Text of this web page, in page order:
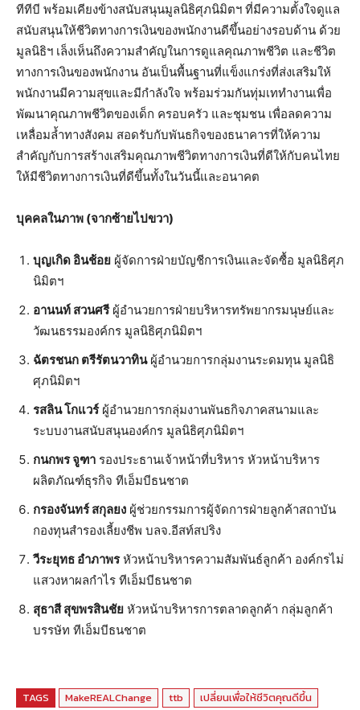
ทีทีบี พร้อมเคียงข้างสนับสนุนมูลนิธิศุภนิมิตฯ ที่มีความตั้งใจดูแล
สนับสนุนให้ชีวิตทางการเงินของพนักงานดีขึ้นอย่างรอบด้าน ด้วย
มูลนิธิฯ เล็งเห็นถึงความสำคัญในการดูแลคุณภาพชีวิต และชีวิต
ทางการเงินของพนักงาน อันเป็นพื้นฐานที่แข็งแกร่งที่ส่งเสริมให้
พนักงานมีความสุขและมีกำลังใจ พร้อมร่วมกันทุ่มเททำงานเพื่อ
พัฒนาคุณภาพชีวิตของเด็ก ครอบครัว และชุมชน เพื่อลดความ
เหลื่อมล้ำทางสังคม สอดรับกับพันธกิจของธนาคารที่ให้ความ
สำคัญกับการสร้างเสริมคุณภาพชีวิตทางการเงินที่ดีให้กับคนไทย
ให้มีชีวิตทางการเงินที่ดีขึ้นทั้งในวันนี้และอนาคต
บุคคลในภาพ (จากซ้ายไปขวา)
บุญเกิด อินช้อย ผู้จัดการฝ่ายบัญชีการเงินและจัดซื้อ มูลนิธิศุภ
นิมิตฯ
อานนท์ สวนศรีผู้อำนวยการฝ่ายบริหารทรัพยากรมนุษย์และ
วัฒนธรรมองค์กร มูลนิธิศุภนิมิตฯ
ฉัตรชนก ตรีรัตนวาทินผู้อำนวยการกลุ่มงานระดมทุน มูลนิธิ
ศุภนิมิตฯ
รสลิน โกแวร์ผู้อำนวยการกลุ่มงานพันธกิจภาคสนามและ
ระบบงานสนับสนุนองค์กร มูลนิธิศุภนิมิตฯ
กนกพร จูฑา รองประธานเจ้าหน้าที่บริหาร หัวหน้าบริหาร
ผลิตภัณฑ์ธุรกิจ ทีเอ็มบีธนชาต
กรองจันทร์ สกุลยง ผู้ช่วยกรรมการผู้จัดการฝ่ายลูกค้าสถาบัน
กองทุนสำรองเลี้ยงชีพ บลจ.อีสท์สปริง
วีระยุทธ อำภาพรหัวหน้าบริหารความสัมพันธ์ลูกค้า องค์กรไม่
แสวงหาผลกำไร ทีเอ็มบีธนชาต
สุธาสี สุขพรสินชัย หัวหน้าบริหารการตลาดลูกค้า กลุ่มลูกค้า
บรรษัท ทีเอ็มบีธนชาต
TAGS MakeREALChange ttb เปลี่ยนเพื่อให้ชีวิตคุณดีขึ้น